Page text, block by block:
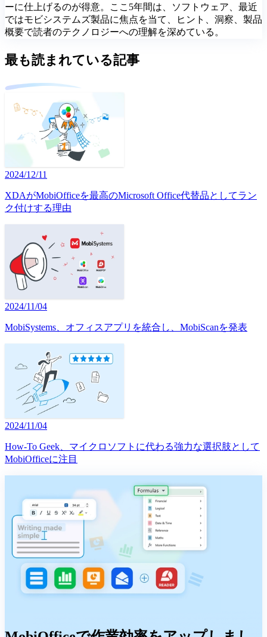
ーに仕上げるのが得意。ここ5年間は、ソフトウェア、最近
ではモビシステムズ製品に焦点を当て、ヒント、洞察、製品
概要で読者のテクノロジーへの理解を深めている。
最も読まれている記事
2024/12/11
XDAがMobiOfficeを最高のMicrosoft Office代替品としてラン
ク付けする理由
2024/11/04
MobiSystems、オフィスアプリを統合し、MobiScanを発表
2024/11/04
How-To Geek、マイクロソフトに代わる強力な選択肢として
MobiOfficeに注目